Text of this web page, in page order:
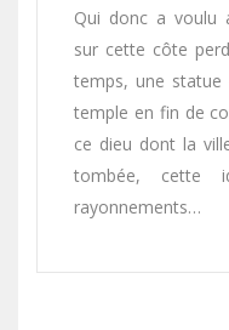
Qui donc a voulu
sur cette côte
temps, une statue
temple en fin de
ce dieu dont la
tombée, cette
rayonnements…